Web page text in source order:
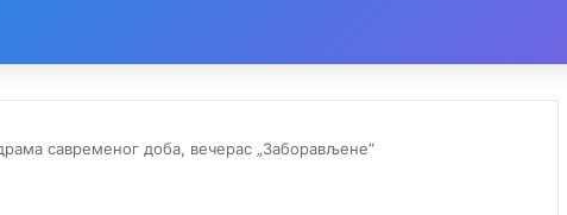
савременог доба, вечерас „Заборављене“